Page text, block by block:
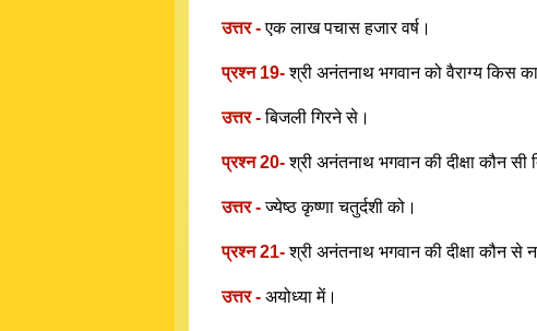
उत्तर -एक लाख पचास हजार वर्ष।
प्रश्न 19-श्री अनंतनाथ भगवान को वैराग्य किस
उत्तर -बिजली गिरने से।
प्रश्न 20-श्री अनंतनाथ भगवान की दीक्षा कौन सी
उत्तर -ज्येष्ठ कृष्णा चतुर्दशी को।
प्रश्न 21-श्री अनंतनाथ भगवान की दीक्षा कौन से
उत्तर - अयोध्या में।